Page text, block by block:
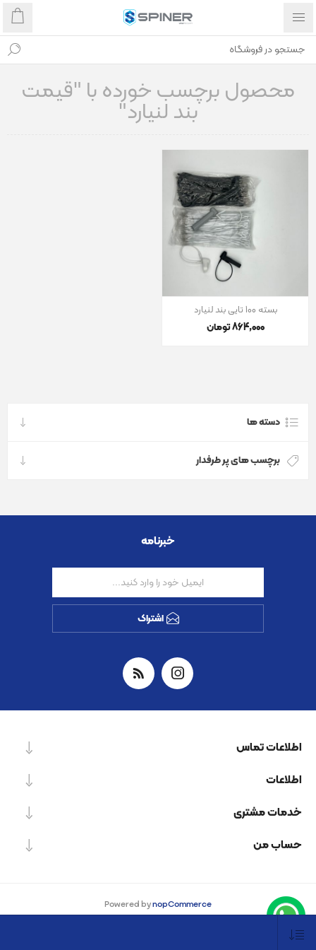
محصول برچسب خورده با "قیمت
بند لنیارد"
بسته 100 تایی بند لنیارد
864٬000 تومان
دسته ها
برچسب های پر طرفدار
خبرنامه
اشتراک
اطلاعات تماس
اطلاعات
خدمات مشتری
حساب من
Powered bynopCommerce
Designed byNop-Templates.com